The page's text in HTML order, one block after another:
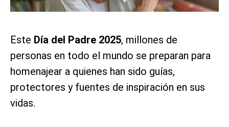
Este Día del Padre 2025, millones de
personas en todo el mundo se preparan para
homenajear a quienes han sido guías,
protectores y fuentes de inspiración en sus
vidas.